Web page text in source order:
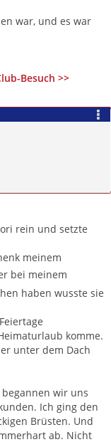
war, und es war
Besuch >>
rein und setzte
meinem
bei meinem
haben wusste sie
komme.
unter dem Dach
wir uns
Ich ging den
Brüsten. Und
ab. Nicht
Zitieren